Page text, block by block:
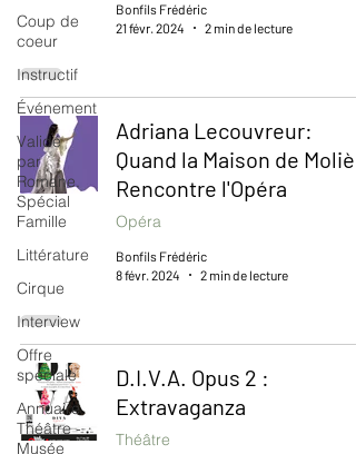
Coup de
coeur
Instructif
Événement
Validé
par
Romane.
Spécial
Famille
Littérature
Cirque
Interview
Offre
spéciale
Annuaire
Théâtre -
Musée
Bonfils Frédéric
21 févr. 2024
2 min de lecture
Adriana Lecouvreur:
Quand la Maison de
Rencontre l'Opéra
Opéra
Bonfils Frédéric
8 févr. 2024
2 min de lecture
D.I.V.A. Opus 2 :
Extravaganza
Théâtre